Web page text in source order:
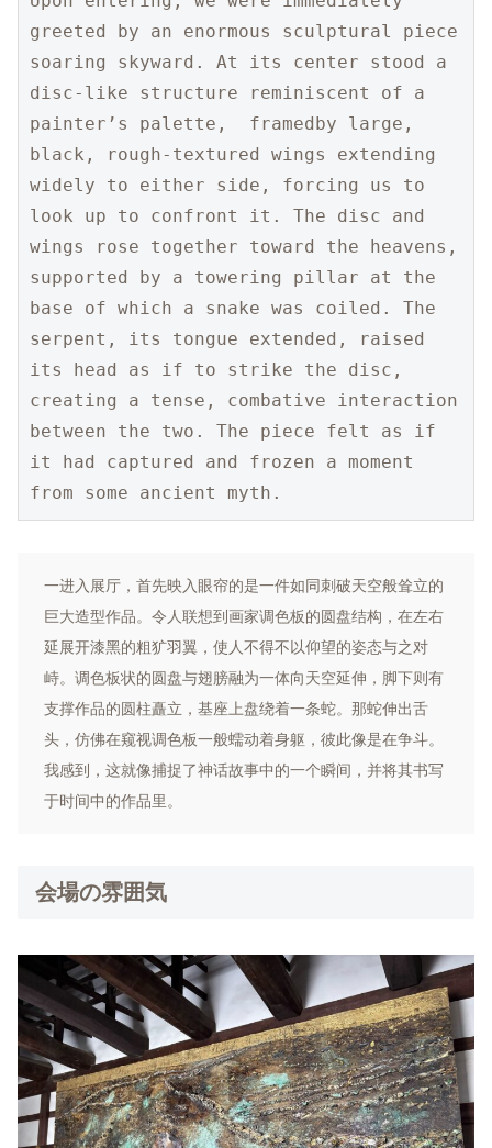
greeted by an enormous sculptural piece
soaring skyward. At its center stood a
disc-like structure reminiscent of a
painter’s palette,  framedby large,
black, rough-textured wings extending
widely to either side, forcing us to
look up to confront it. The disc and
wings rose together toward the heavens,
supported by a towering pillar at the
base of which a snake was coiled. The
serpent, its tongue extended, raised
its head as if to strike the disc,
creating a tense, combative interaction
between the two. The piece felt as if
it had captured and frozen a moment
from some ancient myth.
一进入展厅，首先映入眼帘的是一件如同刺破天空般耸立的
巨大造型作品。令人联想到画家调色板的圆盘结构，在左右
延展开漆黑的粗犷羽翼，使人不得不以仰望的姿态与之对
峙。调色板状的圆盘与翅膀融为一体向天空延伸，脚下则有
支撑作品的圆柱矗立，基座上盘绕着一条蛇。那蛇伸出舌
头，仿佛在窥视调色板一般蠕动着身躯，彼此像是在争斗。
我感到，这就像捕捉了神话故事中的一个瞬间，并将其书写
于时间中的作品里。
会場の雰囲気